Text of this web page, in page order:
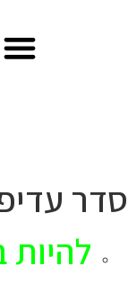
סדר
להיות